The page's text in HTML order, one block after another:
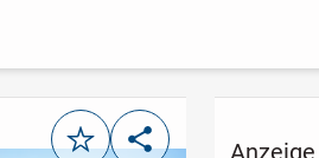
MerkenTeilen